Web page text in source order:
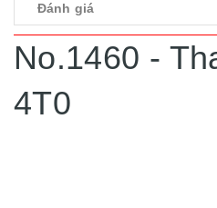
Đánh giá
No.1460 -
4T0